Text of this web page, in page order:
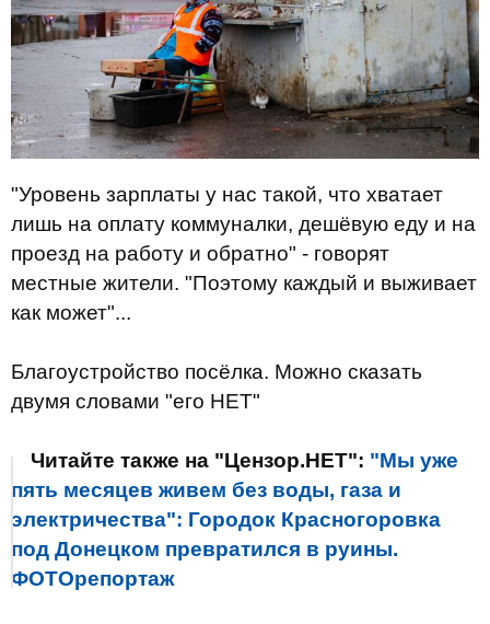
"Уровень зарплаты у нас такой, что хватает
лишь на оплату коммуналки, дешёвую еду и на
проезд на работу и обратно" - говорят
местные жители. "Поэтому каждый и выживает
как может"...
Благоустройство посёлка. Можно сказать
двумя словами "его НЕТ"
Читайте также на "Цензор.НЕТ": "Мы уже
пять месяцев живем без воды, газа и
электричества": Городок Красногоровка
под Донецком превратился в руины.
ФОТОрепортаж